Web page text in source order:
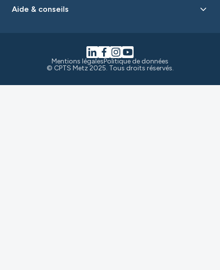
Aide & conseils
Mentions légalesPolitique de données
© CPTS Metz 2025. Tous droits réservés.